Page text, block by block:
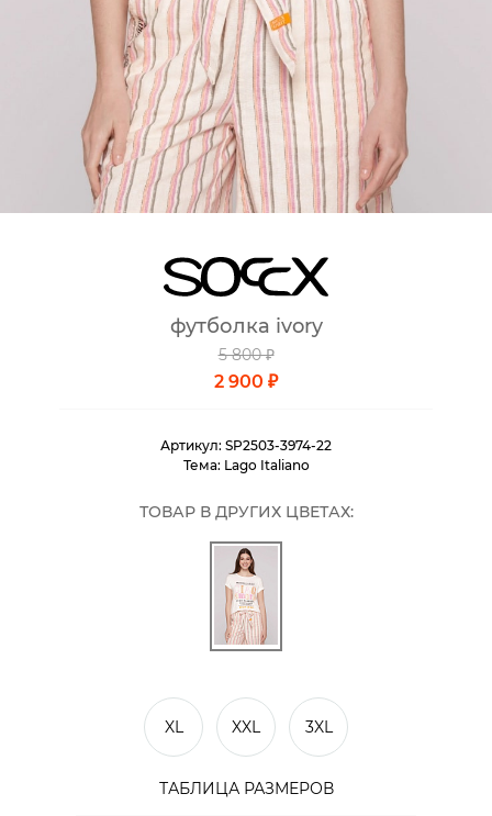
футболка ivory
5 800 ₽
2 900 ₽
Артикул: SP2503-3974-22
Тема: Lago Italiano
ТОВАР В ДРУГИХ ЦВЕТАХ:
XL XXL 3XL
ТАБЛИЦА РАЗМЕРОВ